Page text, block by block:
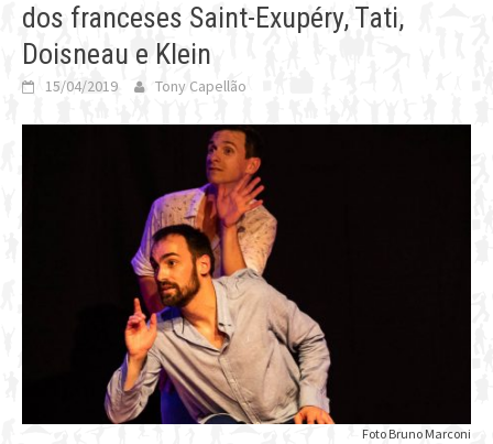
dos franceses Saint-Exupéry, Tati,
Doisneau e Klein
15/04/2019 Tony Capellão
Foto Bruno Marconi